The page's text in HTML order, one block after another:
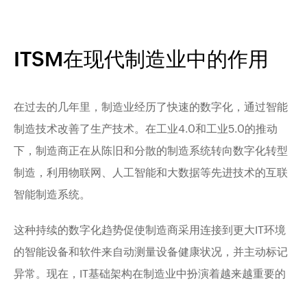
ITSM在现代制造业中的作用
在过去的几年里，制造业经历了快速的数字化，通过智能
制造技术改善了生产技术。在工业4.0和工业5.0的推动
下，制造商正在从陈旧和分散的制造系统转向数字化转型
制造，利用物联网、人工智能和大数据等先进技术的互联
智能制造系统。
这种持续的数字化趋势促使制造商采用连接到更大IT环境
的智能设备和软件来自动测量设备健康状况，并主动标记
异常。现在，IT基础架构在制造业中扮演着越来越重要的